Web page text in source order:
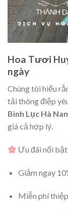
Hoa Tươi
ngày
Chúng tôi hiểu
tải thông điệp
Bình Lục Hà
giá cả hợp lý.
Ưu đãi nổi
Giảm ngay
Miễn phí